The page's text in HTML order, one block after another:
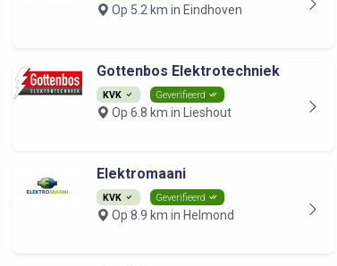
Op 5.2 km in Eindhoven
Gottenbos Elektrotechniek
KVK Geverifieerd
Op 6.8 km in Lieshout
Elektromaani
KVK Geverifieerd
Op 8.9 km in Helmond